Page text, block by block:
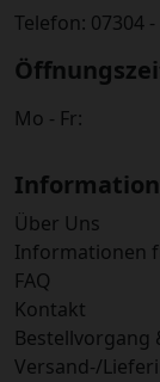
Telefon: 07304 -
Mo - Fr:
Über Uns
Informationen
FAQ
Kontakt
Bestellvorgang
Versand-/